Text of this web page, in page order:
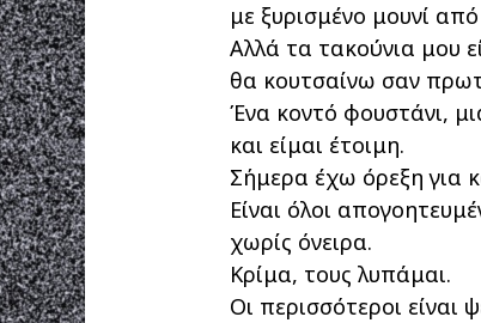
με ξυρισμένο μουνί
Αλλά τα τακούνια μου
θα κουτσαίνω σαν
Ένα κοντό φουστάνι,
και είμαι έτοιμη.
Σήμερα έχω όρεξη για
Είναι όλοι
χωρίς όνειρα.
Κρίμα, τους λυπάμαι.
Οι περισσότεροι είναι